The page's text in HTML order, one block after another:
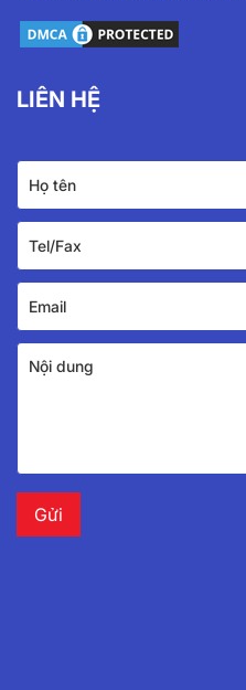
LIÊN HỆ